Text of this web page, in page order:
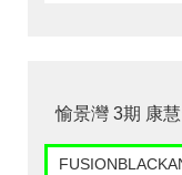
愉景灣 3期 康